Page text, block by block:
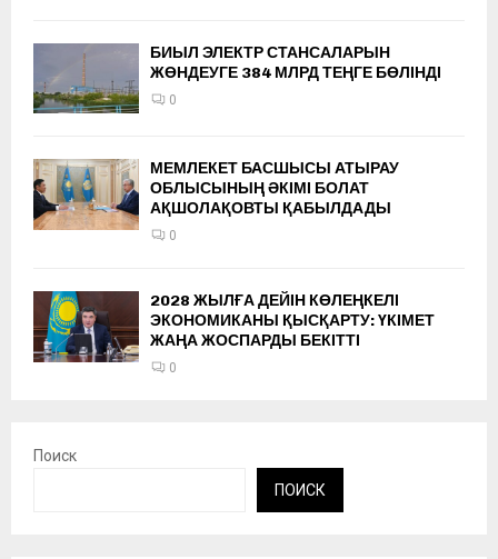
БИЫЛ ЭЛЕКТР СТАНСАЛАРЫН
ЖӨНДЕУГЕ 384 МЛРД ТЕҢГЕ БӨЛІНДІ
0
МЕМЛЕКЕТ БАСШЫСЫ АТЫРАУ
ОБЛЫСЫНЫҢ ӘКІМІ БОЛАТ
АҚШОЛАҚОВТЫ ҚАБЫЛДАДЫ
0
2028 ЖЫЛҒА ДЕЙІН КӨЛЕҢКЕЛІ
ЭКОНОМИКАНЫ ҚЫСҚАРТУ: ҮКІМЕТ
ЖАҢА ЖОСПАРДЫ БЕКІТТІ
0
Поиск
ПОИСК